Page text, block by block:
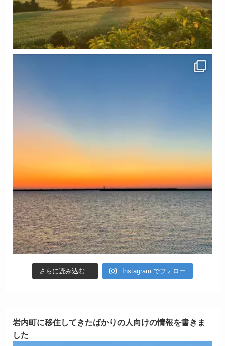
さらに読み込む... Instagram でフォロー
岩内町に移住してきたばかりの人向けの情報を書きま
した